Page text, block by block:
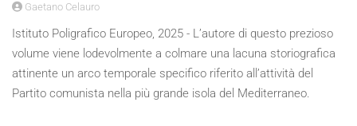
Gaetano Celauro
Istituto Poligrafico Europeo, 2025 - L’autore di questo prezioso
volume viene lodevolmente a colmare una lacuna storiografica
attinente un arco temporale specifico riferito all’attività del
Partito comunista nella più grande isola del Mediterraneo.